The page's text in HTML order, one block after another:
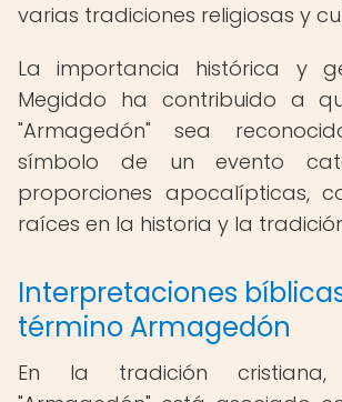
varias tradiciones religiosas y
La importancia histórica y
Megiddo ha contribuido a
"Armagedón" sea
símbolo de un evento
proporciones apocalípticas,
raíces en la historia y la
Interpretaciones
término Armagedón
En la tradición